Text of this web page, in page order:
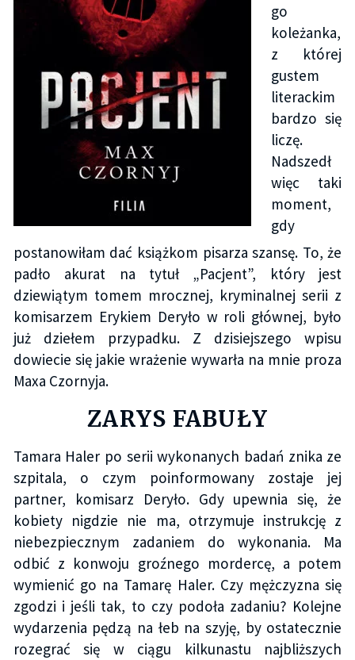
go
koleżanka,
z której
gustem
literackim
bardzo się
liczę.
Nadszedł
więc taki
moment,
gdy
postanowiłam dać książkom pisarza szansę. To, że
padło akurat na tytuł „Pacjent”, który jest
dziewiątym tomem mrocznej, kryminalnej serii z
komisarzem Erykiem Deryło w roli głównej, było
już dziełem przypadku. Z dzisiejszego wpisu
dowiecie się jakie wrażenie wywarła na mnie proza
Maxa Czornyja.
ZARYS FABUŁY
Tamara Haler po serii wykonanych badań znika ze
szpitala, o czym poinformowany zostaje jej
partner, komisarz Deryło. Gdy upewnia się, że
kobiety nigdzie nie ma, otrzymuje instrukcję z
niebezpiecznym zadaniem do wykonania. Ma
odbić z konwoju groźnego mordercę, a potem
wymienić go na Tamarę Haler. Czy mężczyzna się
zgodzi i jeśli tak, to czy podoła zadaniu? Kolejne
wydarzenia pędzą na łeb na szyję, by ostatecznie
rozegrać się w ciągu kilkunastu najbliższych